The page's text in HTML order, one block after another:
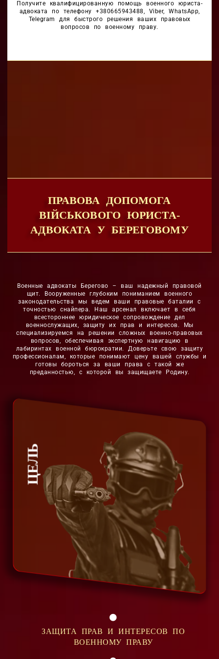
Получите квалифицированную помощь военного юриста-
адвоката по телефону +380665943488, Viber, WhatsApp,
Telegram для быстрого решения ваших правовых
вопросов по военному праву.
ПРАВОВА ДОПОМОГА
ВІЙСЬКОВОГО ЮРИСТА-
АДВОКАТА У БЕРЕГОВОМУ
Военные адвокаты Берегово – ваш надежный правовой
щит. Вооруженные глубоким пониманием военного
законодательства мы ведем ваши правовые баталии с
точностью снайпера. Наш арсенал включает в себя
всестороннее юридическое сопровождение дел
военнослужащих, защиту их прав и интересов. Мы
специализируемся на решении сложных военно-правовых
вопросов, обеспечивая экспертную навигацию в
лабиринтах военной бюрократии. Доверьте свою защиту
профессионалам, которые понимают цену вашей службы и
готовы бороться за ваши права с такой же
преданностью, с которой вы защищаете Родину.
ЦЕЛЬ
ЗАЩИТА ПРАВ И ИНТЕРЕСОВ ПО
ВОЕННОМУ ПРАВУ